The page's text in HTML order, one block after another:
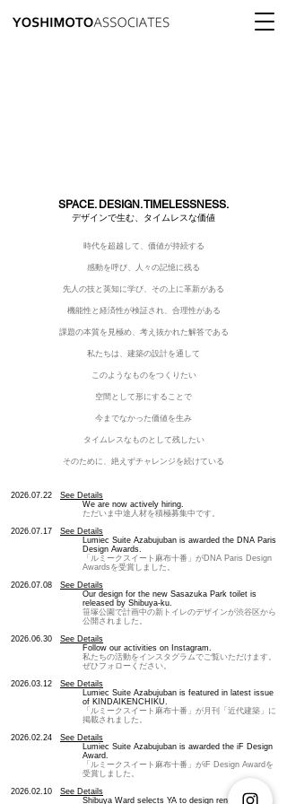
SPACE. DESIGN. TIMELESSNESS.
デザインで生む、タイムレスな価値
時代を超越して、価値が持続する
感動を呼び、人々の記憶に残る
先人の技と英知に学び、その上に革新がある
機能性と経済性が検証され、合理性がある
課題の本質を見極め、考え抜かれた解答である
私たちは、建築の設計を通して
このようなものをつくりたい
空間として形にすることで
今までなかった価値を生み
タイムレスなものとして残したい
​そのために、絶えずチャレンジを続けている
2026.07.22
See Details
We are now actively hiring.
ただいま中途人材を積極募集中です。
2026.07.17
See Details
Lumiec Suite Azabujuban is awarded the DNA Paris
Design Awards.
「ルミークスイート麻布十番」がDNA Paris Design
Awardsを受賞しました。
2026.07.08
See Details
Our design for the new Sasazuka Park toilet is
released by Shibuya-ku.
笹塚公園で計画中の新トイレのデザインが渋谷区から
公開されました。
2026.06.30
See Details
Follow our activities on Instagram.
私たちの活動をインスタグラムでご覧いただけます。
ぜひフォローください。
2026.03.12
See Details
Lumiec Suite Azabujuban is featured in latest issue
of KINDAIKENCHIKU.
「ルミークスイート麻布十番」が月刊「近代建築」に
掲載されました。
2026.02.24
See Details
Lumiec Suite Azabujuban is awarded the iF Design
Award.
「ルミークスイート麻布十番」がiF Design Awardを
受賞しました。
2026.02.10
See Details
Shibuya Ward selects YA to design renewal of